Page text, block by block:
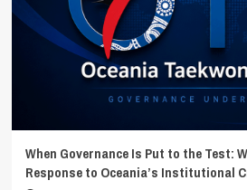
When Governance Is Put to the Test:
Response to Oceania’s Institutional